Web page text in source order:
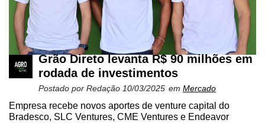
Grão Direto levanta R$ 90 milhões em
rodada de investimentos
Postado por Redação 10/03/2025 em Mercado
Empresa recebe novos aportes de venture capital do
Bradesco, SLC Ventures, CME Ventures e Endeavor